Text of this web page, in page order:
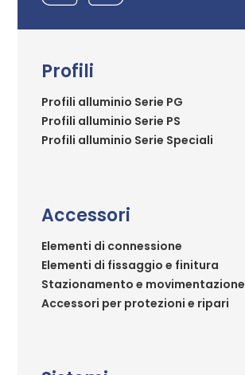
Profili
Profili alluminio Serie PG
Profili alluminio Serie PS
Profili alluminio Serie Speciali
Accessori
Elementi di connessione
Elementi di fissaggio e finitura
Stazionamento e movimentazione
Accessori per protezioni e ripari